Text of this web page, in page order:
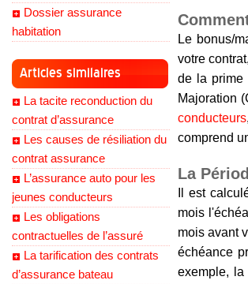
Dossier assurance
habitation
Articles similaires
La tacite reconduction du
contrat d’assurance
Les causes de résiliation du
contrat assurance
L’assurance auto pour les
jeunes conducteurs
Les obligations
contractuelles de l’assuré
La tarification des contrats
d’assurance bateau
Le bonus/
votre
de la prime
Majoration
conducteurs
comprend
La
Il est
mois
mois avant
échéance
exemple,